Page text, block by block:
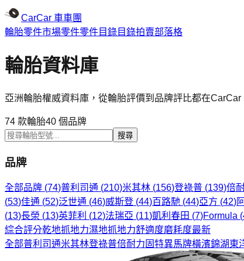
CarCar 車車團
輪胎零件市場零件零件目錄目錄拍賣部落格
輪胎資料庫
亞洲輪胎權威資料庫，從輪胎評價到品牌評比都在
74 款輪胎40 個品牌
搜尋
品牌
全部品牌 (74)普利司通 (210)米其林 (156)登祿普 (139)倍
(53)佳通 (52)泛世通 (46)威斯登 (44)百路馳 (44)亞方 (42)
(13)長榮 (13)英菲利 (12)法瑞亞 (11)凱利春田 (7)Formula (
綜合評分乾地抓地力濕地抓地力舒適度磨耗度最新
全部普利司通米其林登祿普倍耐力 固特異馬牌橫濱錦湖東